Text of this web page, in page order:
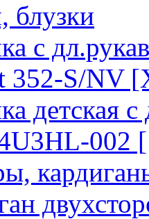
блузки
с
352-S/NV
детская
002